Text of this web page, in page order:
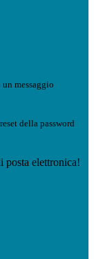
messaggio
della password
posta elettronica!